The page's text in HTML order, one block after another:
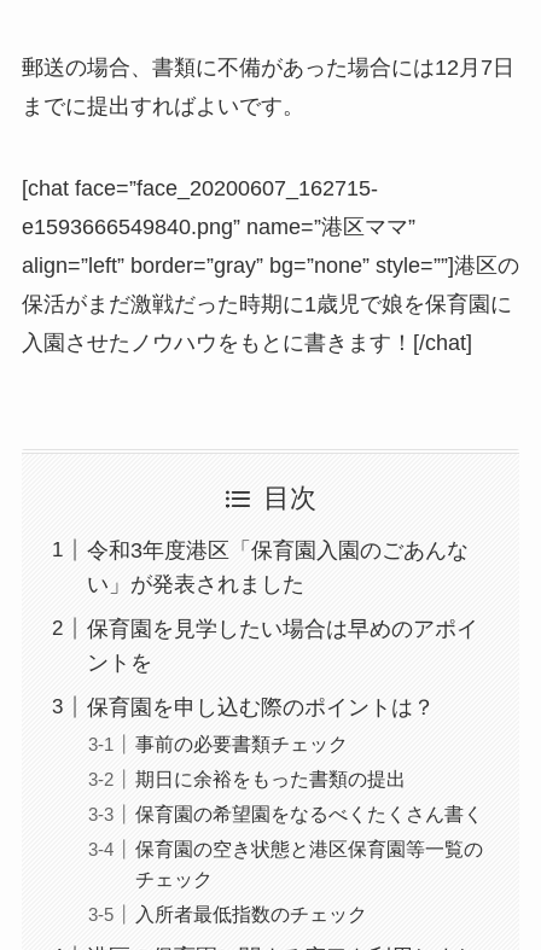
郵送の場合、書類に不備があった場合には12月7日
までに提出すればよいです。
[chat face=”face_20200607_162715-
e1593666549840.png” name=”港区ママ”
align=”left” border=”gray” bg=”none” style=””]港区の
保活がまだ激戦だった時期に1歳児で娘を保育園に
入園させたノウハウをもとに書きます！[/chat]
目次
令和3年度港区「保育園入園のごあんな
い」が発表されました
保育園を見学したい場合は早めのアポイ
ントを
保育園を申し込む際のポイントは？
事前の必要書類チェック
期日に余裕をもった書類の提出
保育園の希望園をなるべくたくさん書く
保育園の空き状態と港区保育園等一覧の
チェック
入所者最低指数のチェック